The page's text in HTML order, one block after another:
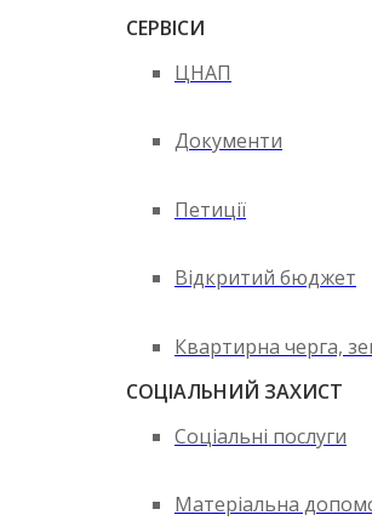
СЕРВІСИ
ЦНАП
Документи
Петиції
Відкритий бюджет
Квартирна черга,
СОЦІАЛЬНИЙ ЗАХИСТ
Соціальні послуги
Матеріальна